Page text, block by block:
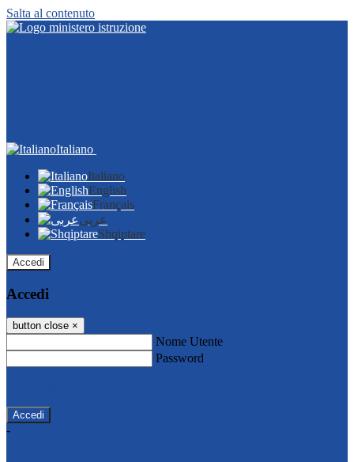
Salta al contenuto
Italiano
Italiano
English
Français
عربى
Shqiptare
Accedi
Accedi
button close ×
Nome Utente
Password
-